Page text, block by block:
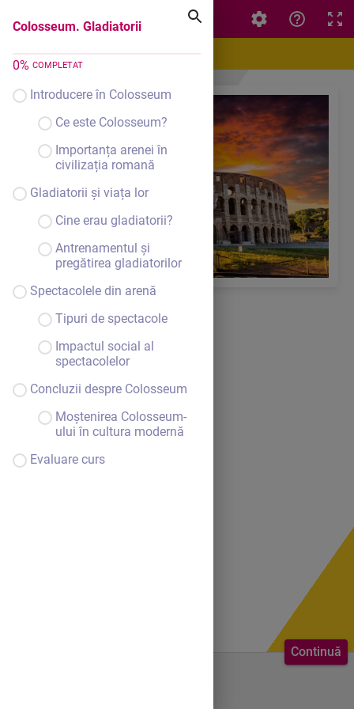
Colosseum. Gladiatorii
0% COMPLETAT
Introducere în Colosseum
Ce este Colosseum?
Importanța arenei în
civilizația romană
Gladiatorii și viața lor
Cine erau gladiatorii?
Antrenamentul și
pregătirea gladiatorilor
Spectacolele din arenă
Tipuri de spectacole
Impactul social al
spectacolelor
Concluzii despre Colosseum
Moștenirea Colosseum-
ului în cultura modernă
Evaluare curs
Continuă
Colosseum. Gladiatorii